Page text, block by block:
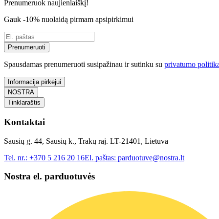
Prenumeruok naujienlaiškį!
Gauk -10% nuolaidą pirmam apsipirkimui
Prenumeruoti
Spausdamas prenumeruoti susipažinau ir sutinku su privatumo
Informacija pirkėjui
NOSTRA
Tinklaraštis
Kontaktai
Sausių g. 44, Sausių k., Trakų raj. LT-21401, Lietuva
Tel. nr.: +370 5 216 20 16El. paštas: parduotuve@nostra.lt
Nostra el. parduotuvės